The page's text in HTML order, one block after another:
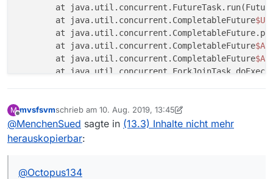
at
	at java.util.concurrent.CompletableFuture
at
	at java.util.concurrent.CompletableFuture
	at java.util.concurrent.CompletableFuture
at
at
M
Offline
mvsfsvmschrieb am 10. Aug. 2019, 13:45
zuletzt editiert von mvsfsvm8. Okt. 2019, 15:47
@MenchenSued sagte in (13.3) Inhalte nicht mehr
herauskopierbar:
@Octopus134